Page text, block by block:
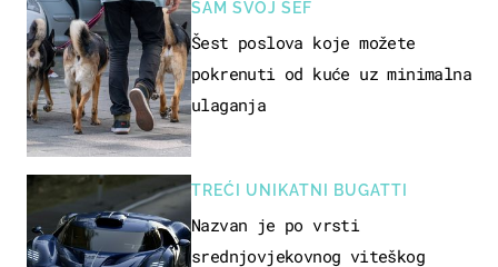
SAM SVOJ ŠEF
Šest poslova koje možete
pokrenuti od kuće uz minimalna
ulaganja
TREĆI UNIKATNI BUGATTI
Nazvan je po vrsti
srednjovjekovnog viteškog